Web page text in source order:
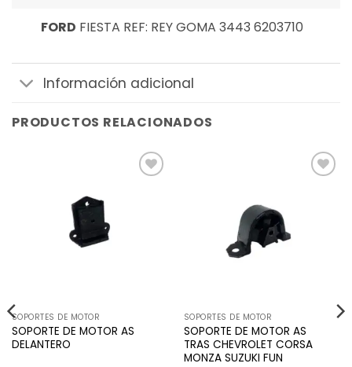
FORD FIESTA REF: REY GOMA 3443 6203710
Información adicional
PRODUCTOS RELACIONADOS
SOPORTES DE MOTOR
SOPORTE DE MOTOR AS
DELANTERO
SOPORTES DE MOTOR
SOPORTE DE MOTOR AS
TRAS CHEVROLET CORSA
MONZA SUZUKI FUN